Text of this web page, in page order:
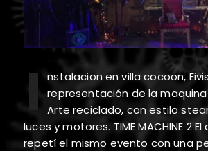
I
nstalacion en villa cocoon,
representación de la
Arte reciclado, con estilo
luces y motores. TIME MACHINE 2
repetí el mismo evento con una